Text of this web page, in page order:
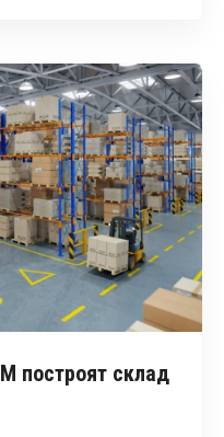
построят склад